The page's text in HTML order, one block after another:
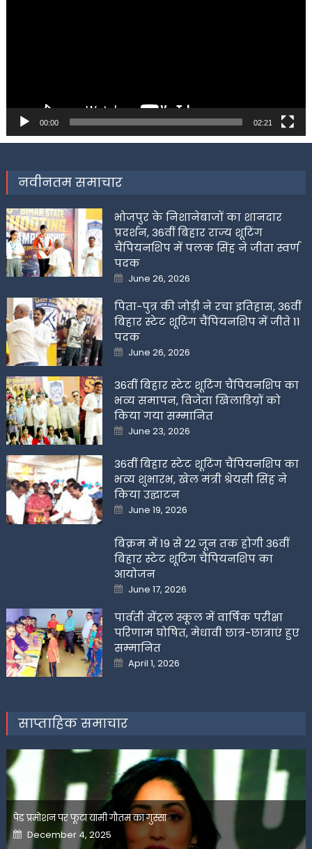
00:00 02:21
नवीनतम समाचार
भोजपुर के निशानेबाजों का शानदार
प्रदर्शन, 36वीं बिहार राज्य शूटिंग
चैंपियनशिप में पलक सिंह ने जीता स्वर्ण
पदक
Posted
on
June 26, 2026
पिता-पुत्र की जोड़ी ने रचा इतिहास, 36वीं
बिहार स्टेट शूटिंग चैंपियनशिप में जीते 11
पदक
Posted
on
June 26, 2026
36वीं बिहार स्टेट शूटिंग चैंपियनशिप का
भव्य समापन, विजेता खिलाडिय़ों को
किया गया सम्मानित
Posted
on
June 23, 2026
36वीं बिहार स्टेट शूटिंग चैंपियनशिप का
भव्य शुभारंभ, खेल मंत्री श्रेयसी सिंह ने
किया उद्घाटन
Posted
on
June 19, 2026
बिक्रम में 19 से 22 जून तक होगी 36वीं
बिहार स्टेट शूटिंग चैंपियनशिप का
आयोजन
Posted
on
June 17, 2026
पार्वती सेंट्रल स्कूल में वार्षिक परीक्षा
परिणाम घोषित, मेधावी छात्र-छात्राएं हुए
सम्मानित
Posted
on
April 1, 2026
साप्ताहिक समाचार
पेड प्रमोशन पर फूटा यामी गौतम का गुस्सा
Posted
on
December 4, 2025